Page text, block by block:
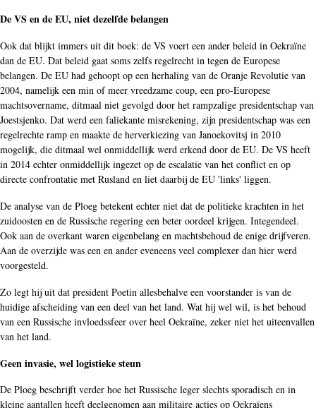
De VS en de EU, niet dezelfde belangen
Ook dat blijkt immers uit dit boek: de VS voert een ander beleid in Oekraïne
dan de EU. Dat beleid gaat soms zelfs regelrecht in tegen de Europese
belangen. De EU had gehoopt op een herhaling van de Oranje Revolutie van
2004, namelijk een min of meer vreedzame coup, een pro-Europese
machtsovername, ditmaal niet gevolgd door het rampzalige presidentschap van
Joestsjenko. Dat werd een faliekante misrekening, zijn presidentschap was een
regelrechte ramp en maakte de herverkiezing van Janoekovitsj in 2010
mogelijk, die ditmaal wel onmiddellijk werd erkend door de EU. De VS heeft
in 2014 echter onmiddellijk ingezet op de escalatie van het conflict en op
directe confrontatie met Rusland en liet daarbij de EU 'links' liggen.
De analyse van de Ploeg betekent echter niet dat de politieke krachten in het
zuidoosten en de Russische regering een beter oordeel krijgen. Integendeel.
Ook aan de overkant waren eigenbelang en machtsbehoud de enige drijfveren.
Aan de overzijde was een en ander eveneens veel complexer dan hier werd
voorgesteld.
Zo legt hij uit dat president Poetin allesbehalve een voorstander is van de
huidige afscheiding van een deel van het land. Wat hij wel wil, is het behoud
van een Russische invloedssfeer over heel Oekraïne, zeker niet het uiteenvallen
van het land.
Geen invasie, wel logistieke steun
De Ploeg beschrijft verder hoe het Russische leger slechts sporadisch en in
kleine aantallen heeft deelgenomen aan militaire acties op Oekraïens